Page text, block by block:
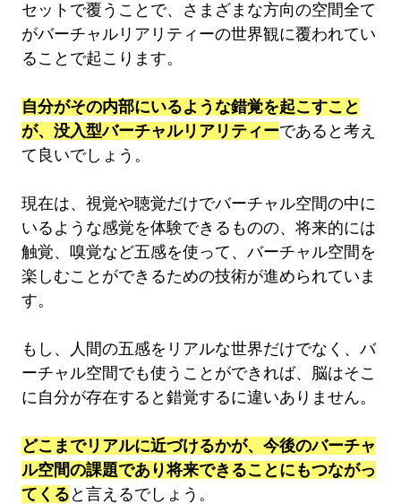
セットで覆うことで、さまざまな方向の空間全て
がバーチャルリアリティーの世界観に覆われてい
ることで起こります。
自分がその内部にいるような錯覚を起こすこと
が、没入型バーチャルリアリティーであると考え
て良いでしょう。
現在は、視覚や聴覚だけでバーチャル空間の中に
いるような感覚を体験できるものの、将来的には
触覚、嗅覚など五感を使って、バーチャル空間を
楽しむことができるための技術が進められていま
す。
もし、人間の五感をリアルな世界だけでなく、バ
ーチャル空間でも使うことができれば、脳はそこ
に自分が存在すると錯覚するに違いありません。
どこまでリアルに近づけるかが、今後のバーチャ
ル空間の課題であり将来できることにもつながっ
てくる と言えるでしょう。